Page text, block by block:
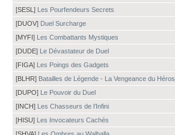
[SESL] Les Pourfendeurs Secrets
[DUOV] Duel Surcharge
[MYFI] Les Combattants Mystiques
[DUDE] Le Dévastateur de Duel
[FIGA] Les Poings des Gadgets
[BLHR] Batailles de Légende - La Vengeance du Héros
[DUPO] Le Pouvoir du Duel
[INCH] Les Chasseurs de l’Infini
[HISU] Les Invocateurs Cachés